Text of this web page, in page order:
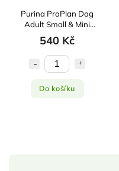
Purina ProPlan Dog
Adult Small & Mini
3kg
540 Kč
Do košíku